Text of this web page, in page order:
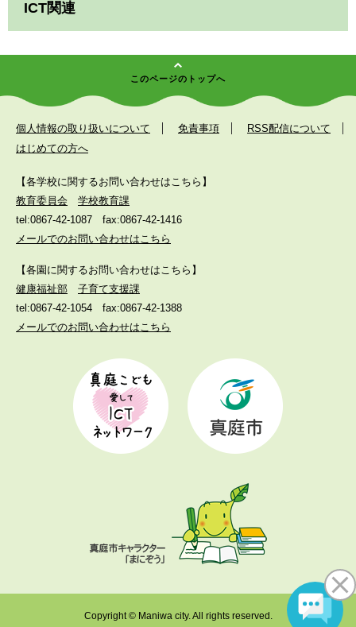
ICT関連
このページのトップへ
個人情報の取り扱いについて 免責事項
RSS配信について
はじめての方へ
【各学校に関するお問い合わせはこちら】
教育委員会
学校教育課
tel:0867-42-1087
fax:0867-42-1416
メールでのお問い合わせはこちら
【各園に関するお問い合わせはこちら】
健康福祉部
子育て支援課
tel:0867-42-1054
fax:0867-42-1388
メールでのお問い合わせはこちら
Copyright © Maniwa city. All rights reserved.